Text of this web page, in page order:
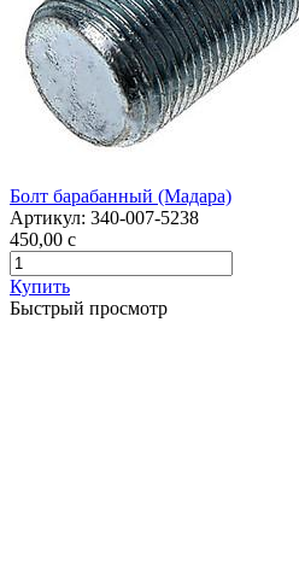
Болт барабанный (Мадара)
Артикул: 340-007-5238
450,00 c
Купить
Быстрый просмотр